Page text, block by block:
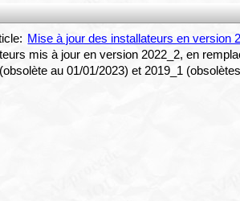
Mise à jour des installateurs en version
mis à jour en version 2022_2, en
au 01/01/2023) et 2019_1